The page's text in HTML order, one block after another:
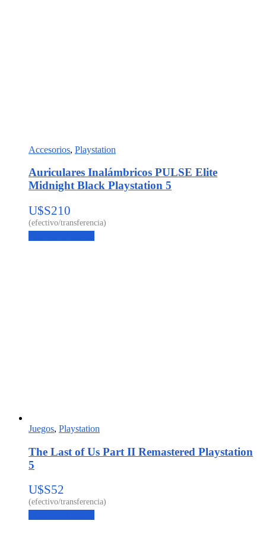
Accesorios, Playstation
Auriculares Inalámbricos PULSE Elite
Midnight Black Playstation 5
U$S210
Juegos, Playstation
The Last of Us Part II Remastered Playstation
5
U$S52